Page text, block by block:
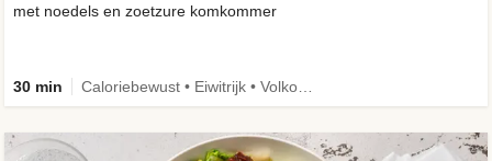
met noedels en zoetzure komkommer
30 min